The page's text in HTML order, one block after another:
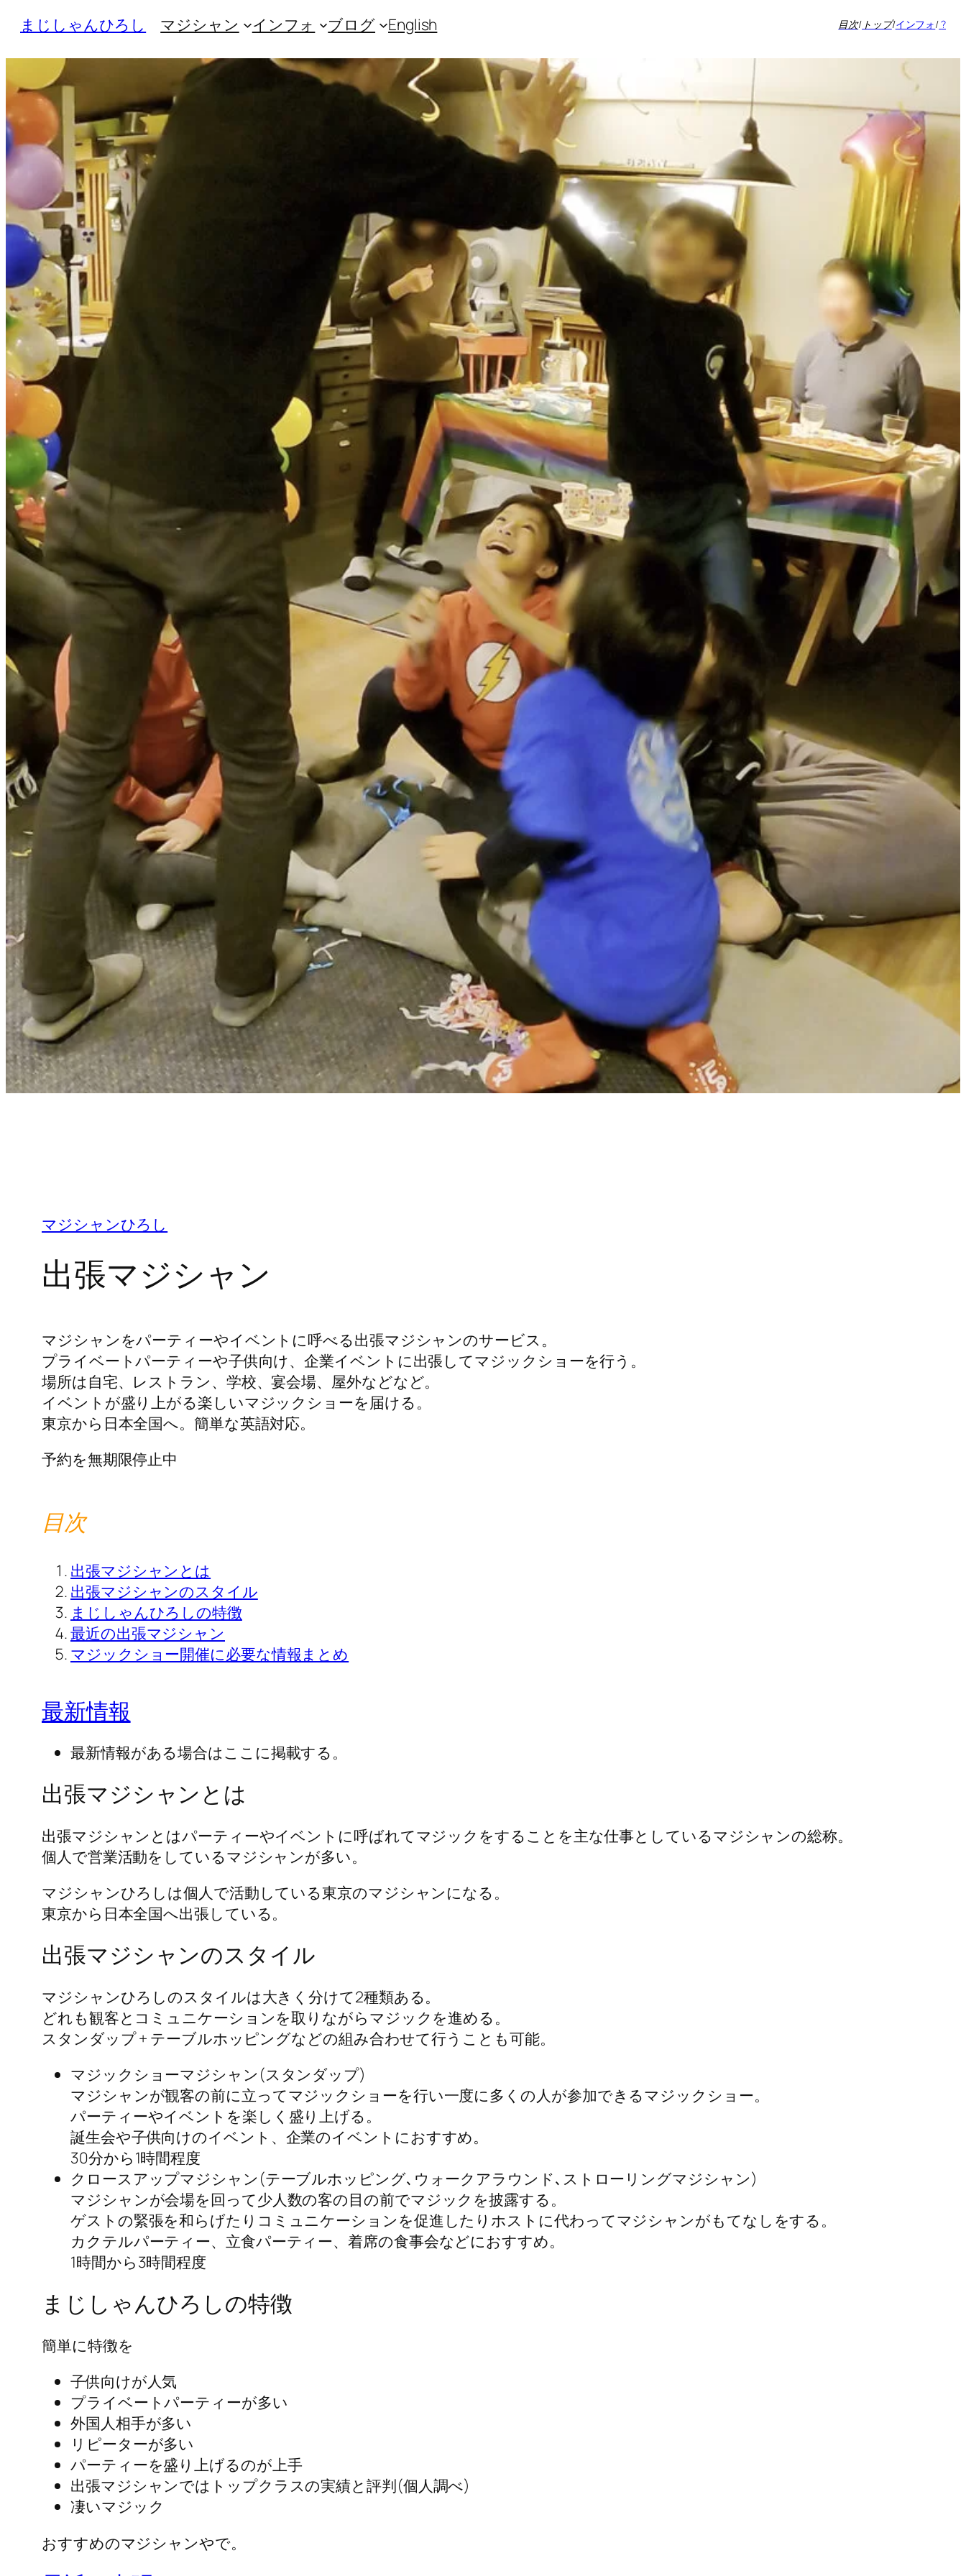
を
ス
キ
ッ
プ
まじしゃんひろし マジシャン インフォ ブログ English 目次/ トップ/インフォ/?
マジシャンひろし
出張マジシャン
マジシャンをパーティーやイベントに呼べる出張マジシャンのサービス。
プライベートパーティーや子供向け、企業イベントに出張してマジックショーを行う。
場所は自宅、レストラン、学校、宴会場、屋外などなど。
イベントが盛り上がる楽しいマジックショーを届ける。
東京から日本全国へ。簡単な英語対応。
予約を無期限停止中
目次
出張マジシャンとは
出張マジシャンのスタイル
まじしゃんひろしの特徴
最近の出張マジシャン
マジックショー開催に必要な情報まとめ
最新情報
最新情報がある場合はここに掲載する。
出張マジシャンとは
出張マジシャンとはパーティーやイベントに呼ばれてマジックをすることを主な仕事としているマジシャンの総称。
個人で営業活動をしているマジシャンが多い。
マジシャンひろしは個人で活動している東京のマジシャンになる。
東京から日本全国へ出張している。
出張マジシャンのスタイル
マジシャンひろしのスタイルは大きく分けて2種類ある。
どれも観客とコミュニケーションを取りながらマジックを進める。
スタンダップ + テーブルホッピングなどの組み合わせて行うことも可能。
マジックショーマジシャン(スタンダップ)
マジシャンが観客の前に立ってマジックショーを行い一度に多くの人が参加できるマジックショー。
パーティーやイベントを楽しく盛り上げる。
誕生会や子供向けのイベント、企業のイベントにおすすめ。
30分から1時間程度
クロースアップマジシャン(テーブルホッピング､ウォークアラウンド､ストローリングマジシャン)
マジシャンが会場を回って少人数の客の目の前でマジックを披露する。
ゲストの緊張を和らげたりコミュニケーションを促進したりホストに代わってマジシャンがもてなしをする。
カクテルパーティー、立食パーティー、着席の食事会などにおすすめ。
1時間から3時間程度
まじしゃんひろしの特徴
簡単に特徴を
子供向けが人気
プライベートパーティーが多い
外国人相手が多い
リピーターが多い
パーティーを盛り上げるのが上手
出張マジシャンではトップクラスの実績と評判(個人調べ)
凄いマジック
おすすめのマジシャンやで。